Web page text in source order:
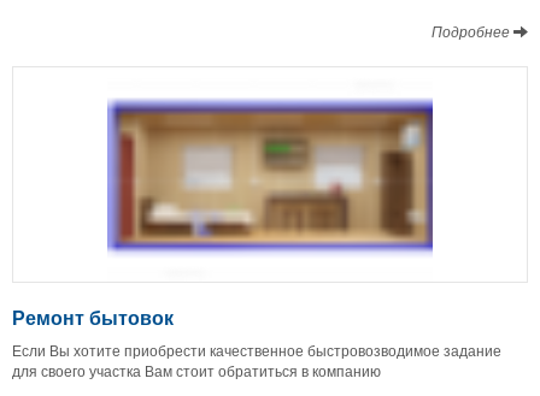
Подробнее
Ремонт бытовок
Если Вы хотите приобрести качественное быстровозводимое задание
для своего участка Вам стоит обратиться в компанию